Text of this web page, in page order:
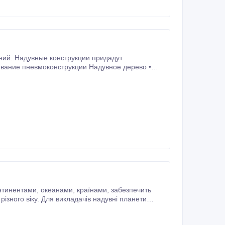
Надувные конструкции придадут